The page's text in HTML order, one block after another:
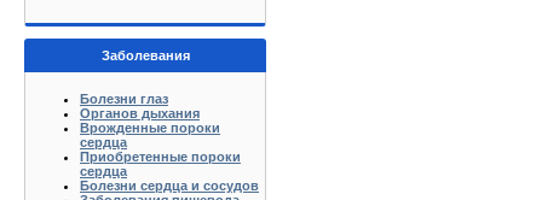
Заболевания
Болезни глаз
Органов дыхания
Врожденные пороки
сердца
Приобретенные пороки
сердца
Болезни сердца и сосудов